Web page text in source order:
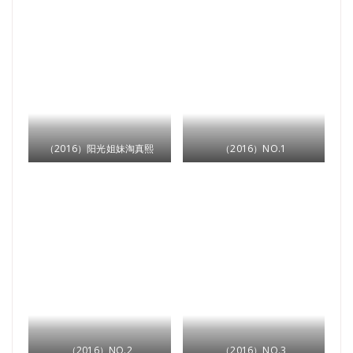
（2016）阳光姐妹淘真熙 （2016）NO.1